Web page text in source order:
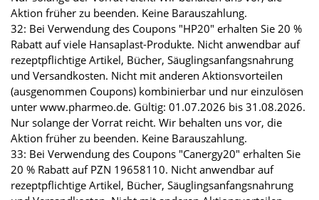
Aktion früher zu beenden. Keine Barauszahlung.
32: Bei Verwendung des Coupons "HP20" erhalten Sie 20 %
Rabatt auf viele Hansaplast-Produkte. Nicht anwendbar auf
rezeptpflichtige Artikel, Bücher, Säuglingsanfangsnahrung
und Versandkosten. Nicht mit anderen Aktionsvorteilen
(ausgenommen Coupons) kombinierbar und nur einzulösen
unter www.pharmeo.de. Gültig: 01.07.2026 bis 31.08.2026.
Nur solange der Vorrat reicht. Wir behalten uns vor, die
Aktion früher zu beenden. Keine Barauszahlung.
33: Bei Verwendung des Coupons "Canergy20" erhalten Sie
20 % Rabatt auf PZN 19658110. Nicht anwendbar auf
rezeptpflichtige Artikel, Bücher, Säuglingsanfangsnahrung